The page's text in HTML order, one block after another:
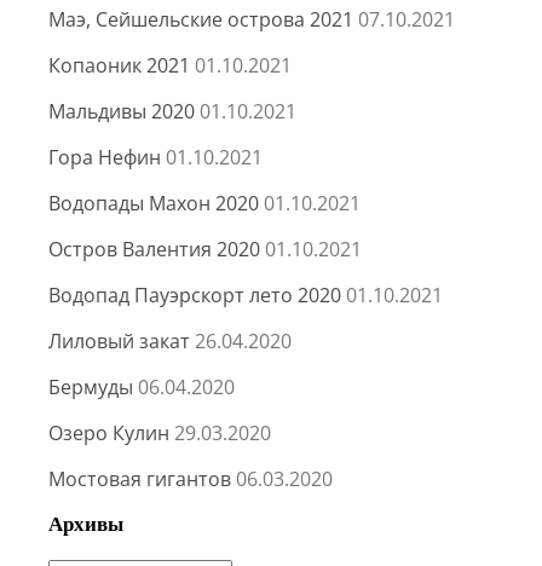
Маэ, Сейшельские острова 2021 07.10.2021
Копаоник 2021 01.10.2021
Мальдивы 2020 01.10.2021
Гора Нефин 01.10.2021
Водопады Махон 2020 01.10.2021
Остров Валентия 2020 01.10.2021
Водопад Пауэрскорт лето 2020 01.10.2021
Лиловый закат26.04.2020
Бермуды 06.04.2020
Озеро Кулин 29.03.2020
Мостовая гигантов 06.03.2020
Архивы